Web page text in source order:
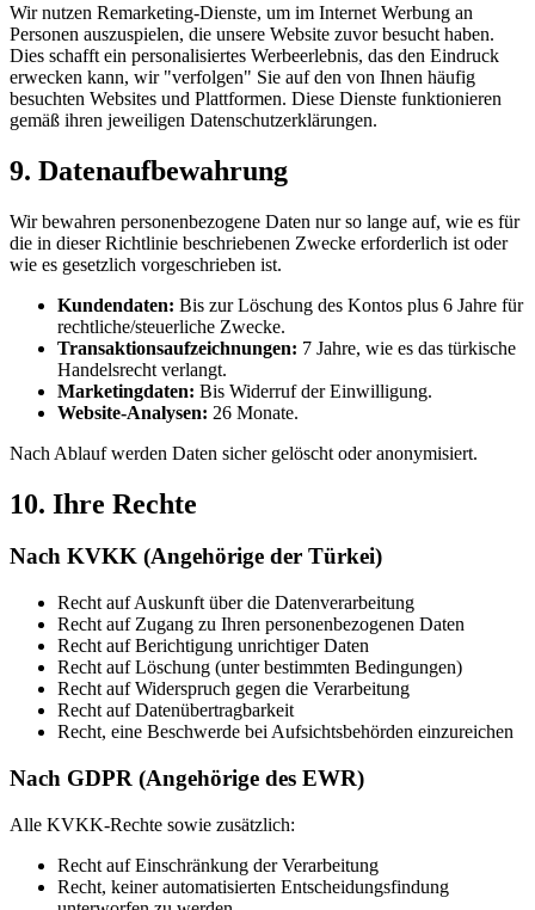
Wir nutzen Remarketing-Dienste, um im Internet Werbung an
Personen auszuspielen, die unsere Website zuvor besucht haben.
Dies schafft ein personalisiertes Werbeerlebnis, das den Eindruck
erwecken kann, wir "verfolgen" Sie auf den von Ihnen häufig
besuchten Websites und Plattformen. Diese Dienste funktionieren
gemäß ihren jeweiligen Datenschutzerklärungen.
9. Datenaufbewahrung
Wir bewahren personenbezogene Daten nur so lange auf, wie es für
die in dieser Richtlinie beschriebenen Zwecke erforderlich ist oder
wie es gesetzlich vorgeschrieben ist.
Kundendaten: Bis zur Löschung des Kontos plus 6 Jahre für
rechtliche/steuerliche Zwecke.
Transaktionsaufzeichnungen: 7 Jahre, wie es das türkische
Handelsrecht verlangt.
Marketingdaten: Bis Widerruf der Einwilligung.
Website-Analysen: 26 Monate.
Nach Ablauf werden Daten sicher gelöscht oder anonymisiert.
10. Ihre Rechte
Nach KVKK (Angehörige der Türkei)
Recht auf Auskunft über die Datenverarbeitung
Recht auf Zugang zu Ihren personenbezogenen Daten
Recht auf Berichtigung unrichtiger Daten
Recht auf Löschung (unter bestimmten Bedingungen)
Recht auf Widerspruch gegen die Verarbeitung
Recht auf Datenübertragbarkeit
Recht, eine Beschwerde bei Aufsichtsbehörden einzureichen
Nach GDPR (Angehörige des EWR)
Alle KVKK-Rechte sowie zusätzlich:
Recht auf Einschränkung der Verarbeitung
Recht, keiner automatisierten Entscheidungsfindung